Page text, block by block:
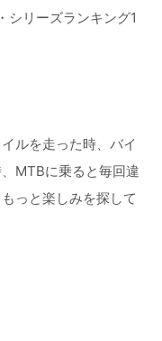
シリーズランキング1
ルを走った時、バイ
MTBに乗ると毎回違
っと楽しみを探して